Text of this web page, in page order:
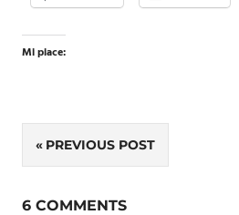
migliorata
Mi piace:
Navigazione
articoli
PREVIOUS POST
6 COMMENTS